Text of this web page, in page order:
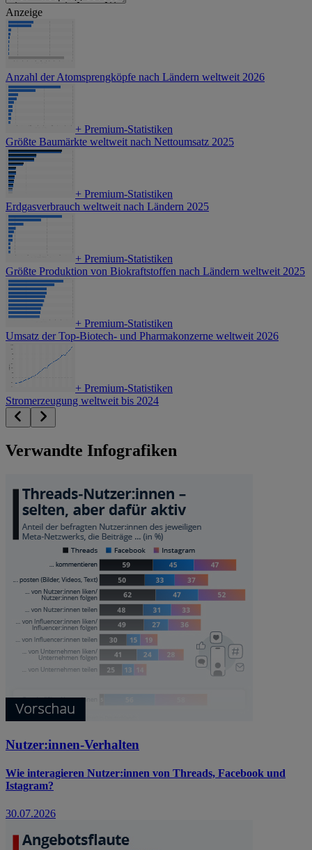
Anzeige
Anzahl der Atomsprengköpfe nach Ländern weltweit 2026
+ Premium-Statistiken
Größte Baumärkte weltweit nach Nettoumsatz 2025
+ Premium-Statistiken
Erdgasverbrauch weltweit nach Ländern 2025
+ Premium-Statistiken
Größte Produktion von Biokraftstoffen nach Ländern weltweit 2025
+ Premium-Statistiken
Umsatz der Top-Biotech- und Pharmakonzerne weltweit 2026
+ Premium-Statistiken
Stromerzeugung weltweit bis 2024
Verwandte Infografiken
Nutzer:innen-Verhalten
Wie interagieren Nutzer:innen von Threads, Facebook und
Istagram?
30.07.2026